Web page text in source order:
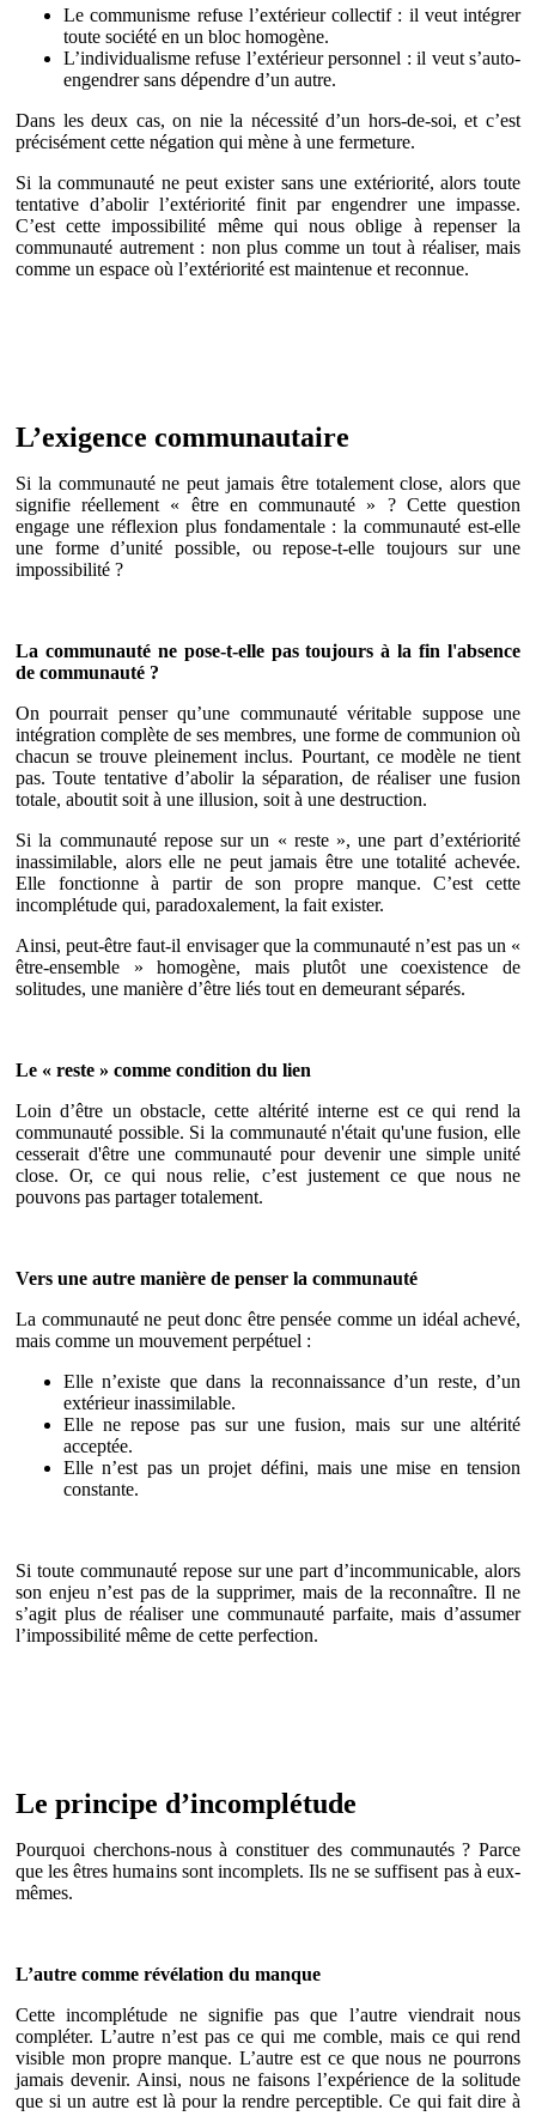
Le communisme refuse l’extérieur collectif : il veut intégrer
toute société en un bloc homogène.
L’individualisme refuse l’extérieur personnel : il veut s’auto-
engendrer sans dépendre d’un autre.
Dans les deux cas, on nie la nécessité d’un hors-de-soi, et c’est
précisément cette négation qui mène à une fermeture.
Si la communauté ne peut exister sans une extériorité, alors toute
tentative d’abolir l’extériorité finit par engendrer une impasse.
C’est cette impossibilité même qui nous oblige à repenser la
communauté autrement : non plus comme un tout à réaliser, mais
comme un espace où l’extériorité est maintenue et reconnue.
L’exigence communautaire
Si la communauté ne peut jamais être totalement close, alors que
signifie réellement « être en communauté » ? Cette question
engage une réflexion plus fondamentale : la communauté est-elle
une forme d’unité possible, ou repose-t-elle toujours sur une
impossibilité ?
La communauté ne pose-t-elle pas toujours à la fin l'absence
de communauté ?
On pourrait penser qu’une communauté véritable suppose une
intégration complète de ses membres, une forme de communion où
chacun se trouve pleinement inclus. Pourtant, ce modèle ne tient
pas. Toute tentative d’abolir la séparation, de réaliser une fusion
totale, aboutit soit à une illusion, soit à une destruction.
Si la communauté repose sur un « reste », une part d’extériorité
inassimilable, alors elle ne peut jamais être une totalité achevée.
Elle fonctionne à partir de son propre manque. C’est cette
incomplétude qui, paradoxalement, la fait exister.
Ainsi, peut-être faut-il envisager que la communauté n’est pas un «
être-ensemble » homogène, mais plutôt une coexistence de
solitudes, une manière d’être liés tout en demeurant séparés.
Le « reste » comme condition du lien
Loin d’être un obstacle, cette altérité interne est ce qui rend la
communauté possible. Si la communauté n'était qu'une fusion, elle
cesserait d'être une communauté pour devenir une simple unité
close. Or, ce qui nous relie, c’est justement ce que nous ne
pouvons pas partager totalement.
Vers une autre manière de penser la communauté
La communauté ne peut donc être pensée comme un idéal achevé,
mais comme un mouvement perpétuel :
Elle n’existe que dans la reconnaissance d’un reste, d’un
extérieur inassimilable.
Elle ne repose pas sur une fusion, mais sur une altérité
acceptée.
Elle n’est pas un projet défini, mais une mise en tension
constante.
Si toute communauté repose sur une part d’incommunicable, alors
son enjeu n’est pas de la supprimer, mais de la reconnaître. Il ne
s’agit plus de réaliser une communauté parfaite, mais d’assumer
l’impossibilité même de cette perfection.
Le principe d’incomplétude
Pourquoi cherchons-nous à constituer des communautés ? Parce
que les êtres humains sont incomplets. Ils ne se suffisent pas à eux-
mêmes.
L’autre comme révélation du manque
Cette incomplétude ne signifie pas que l’autre viendrait nous
compléter. L’autre n’est pas ce qui me comble, mais ce qui rend
visible mon propre manque. L’autre est ce que nous ne pourrons
jamais devenir. Ainsi, nous ne faisons l’expérience de la solitude
que si un autre est là pour la rendre perceptible. Ce qui fait dire à